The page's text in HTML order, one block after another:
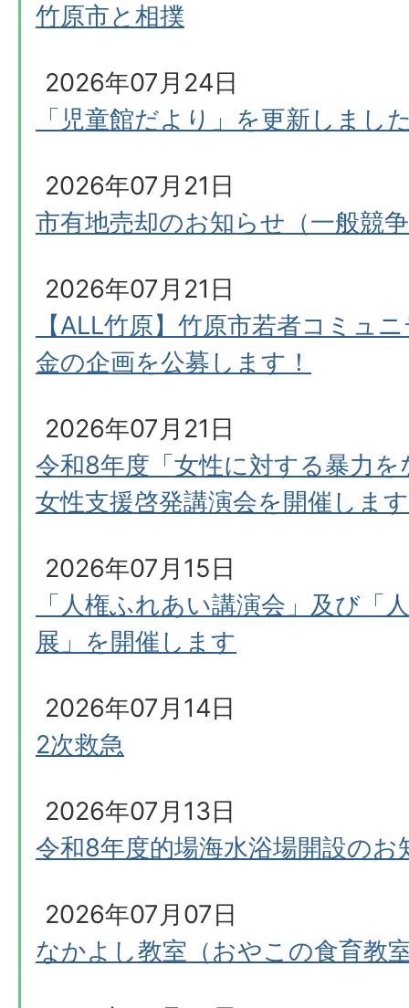
竹原市と相撲
2026年07月24日
「児童館だより」を更新しまし
2026年07月21日
市有地売却のお知らせ（一般競
2026年07月21日
【ALL竹原】竹原市若者コミュ
金の企画を公募します！
2026年07月21日
令和8年度「女性に対する暴力
女性支援啓発講演会を開催します
2026年07月15日
「人権ふれあい講演会」及び「
展」を開催します
2026年07月14日
2次救急
2026年07月13日
令和8年度的場海水浴場開設のお
2026年07月07日
なかよし教室（おやこの食育教